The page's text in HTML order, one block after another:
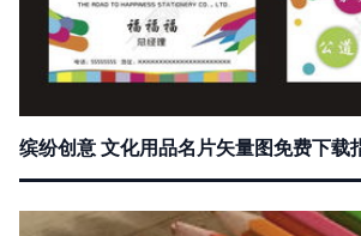
缤纷创意 文化用品名片矢量图免费下载